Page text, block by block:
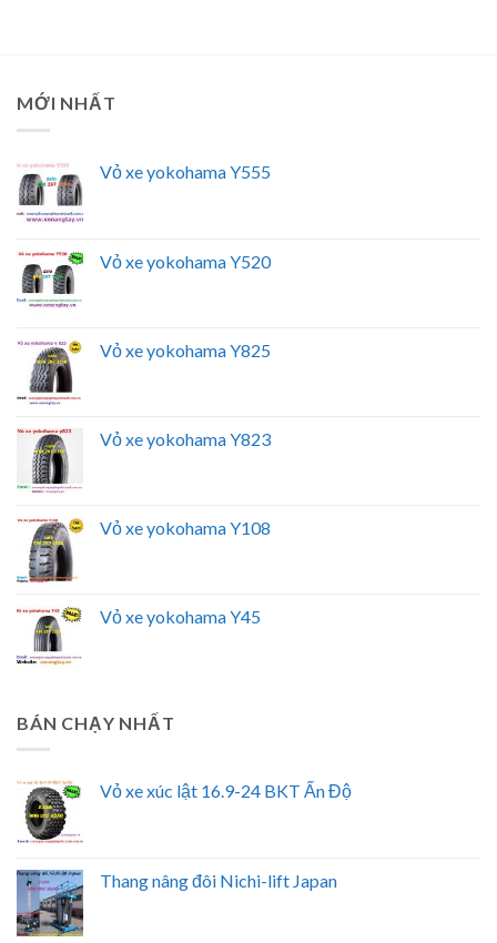
MỚI NHẤT
Vỏ xe yokohama Y555
Vỏ xe yokohama Y520
Vỏ xe yokohama Y825
Vỏ xe yokohama Y823
Vỏ xe yokohama Y108
Vỏ xe yokohama Y45
BÁN CHẠY NHẤT
Vỏ xe xúc lật 16.9-24 BKT Ấn Độ
Thang nâng đôi Nichi-lift Japan